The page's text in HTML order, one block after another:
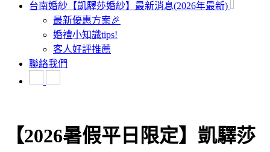
台南婚紗【凱驛莎婚紗】最新消息(2026年最新)
最新優惠方案🎉
婚禮小知識tips!
客人好評推薦
聯絡我們
【2026暑假平日限定】凱驛莎